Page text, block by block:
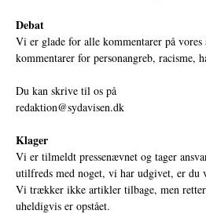
Debat
Vi er glade for alle kommentarer på
kommentarer for personangreb, racisme,
Du kan skrive til os på
redaktion@sydavisen.dk
Klager
Vi er tilmeldt pressenævnet og tager
utilfreds med noget, vi har udgivet, er du
Vi trækker ikke artikler tilbage, men
uheldigvis er opstået.